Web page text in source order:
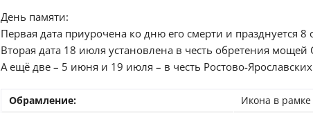
День памяти:
Первая дата приурочена ко дню его смерти и празднуется 8
Вторая дата 18 июля установлена в честь обретения мощей
А ещё две – 5 июня и 19 июля – в честь Ростово-
Обрамление: Икона в